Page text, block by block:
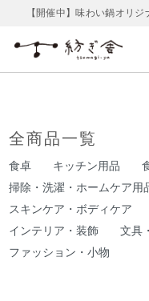
【開催中】味わい鍋オリ
全商品一覧
食卓 キッチン用品
掃除・洗濯・ホームケア用
スキンケア・ボディケア
インテリア・装飾
文具
ファッション・小物